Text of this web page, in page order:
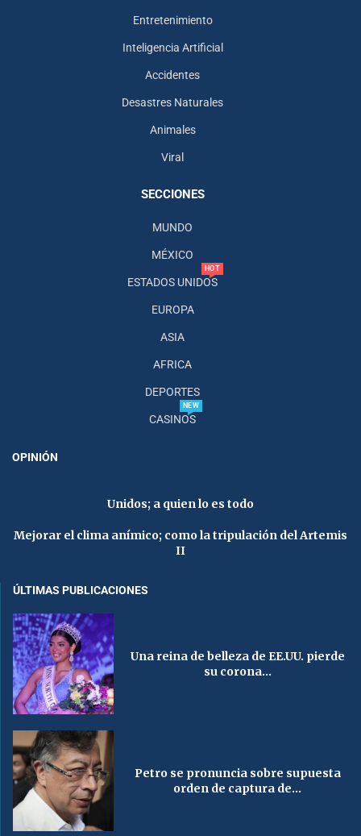
Entretenimiento
Inteligencia Artificial
Accidentes
Desastres Naturales
Animales
Viral
SECCIONES
MUNDO
MÉXICO
ESTADOS UNIDOS
HOT
EUROPA
ASIA
AFRICA
DEPORTES
CASINOS
NEW
OPINIÓN
Unidos; a quien lo es todo
Mejorar el clima anímico; como la tripulación del Artemis
II
ÚLTIMAS PUBLICACIONES
Una reina de belleza de EE.UU. pierde
su corona...
Petro se pronuncia sobre supuesta
orden de captura de...